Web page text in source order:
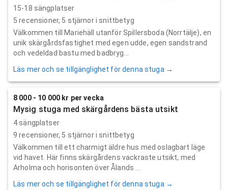
15-18 sängplatser
5 recensioner, 5 stjärnor i snittbetyg
Välkommen till Mariehäll utanför Spillersboda (Norrtälje), en
unik skärgårdsfastighet med egen udde, egen sandstrand
och vedeldad bastu med badbryg...
Läs mer och se tillgänglighet för denna stuga →
8 000 - 10 000 kr per vecka
Mysig stuga med skärgårdens bästa utsikt
4 sängplatser
9 recensioner, 5 stjärnor i snittbetyg
Välkommen till ett charmigt äldre hus med oslagbart läge
vid havet. Här finns skärgårdens vackraste utsikt, med
Arholma och horisonten över Ålands ...
Läs mer och se tillgänglighet för denna stuga →